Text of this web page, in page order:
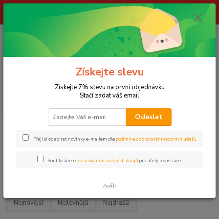
ŽIVÉ NÁSTRAHY !!! NEPOSÍLÁME !!! - ODBĚR POUZE NA NAŠÍ
za
LOV KAPRŮ Kaprařské pruty TŘÍDÍLNÉ
Trojdílné
Nejnovější Nejlevnější Nejdražší
Získejte slevu
Získejte 7% slevu na první objednávku
Stačí zadat váš email
Odeslat
Přeji si odebírat novinky e-mailem dle podmínek zpracování osobních údajů.
Souhlasím se zpracováním osobních údajů pro účely registrace.
Zavřít